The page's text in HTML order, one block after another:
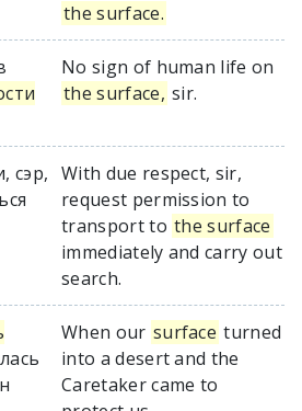
the surface.
No sign of human life on
the surface, sir.
сэр, With due respect, sir,
request permission to
transport to the surface
immediately and carry out
search.
When our surface turned
into a desert and the
Caretaker came to